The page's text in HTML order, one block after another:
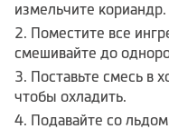
измельчите кориандр.
Поместите все
смешивайте до
Поставьте смесь в
чтобы охладить.
Подавайте со